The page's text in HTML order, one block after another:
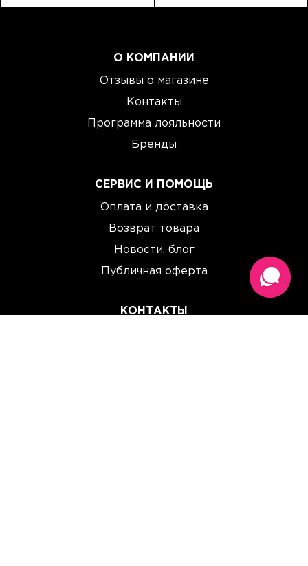
О КОМПАНИИ
Отзывы о магазине
Контакты
Программа лояльности
Бренды
СЕРВИС И ПОМОЩЬ
Оплата и доставка
Возврат товара
Новости, блог
Публичная оферта
КОНТАКТЫ